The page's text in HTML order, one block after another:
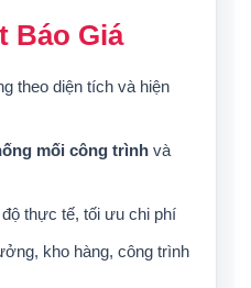
Báo Giá
theo diện tích và hiện
mối công trìnhvà
thực tế, tối ưu chi phí
kho hàng, công trình